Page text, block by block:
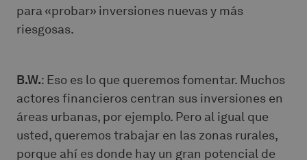
para «probar» inversiones nuevas y más
riesgosas.
B.W.: Eso es lo que queremos fomentar. Muchos
actores financieros centran sus inversiones en
áreas urbanas, por ejemplo. Pero al igual que
usted, queremos trabajar en las zonas rurales,
porque ahí es donde hay un gran potencial de